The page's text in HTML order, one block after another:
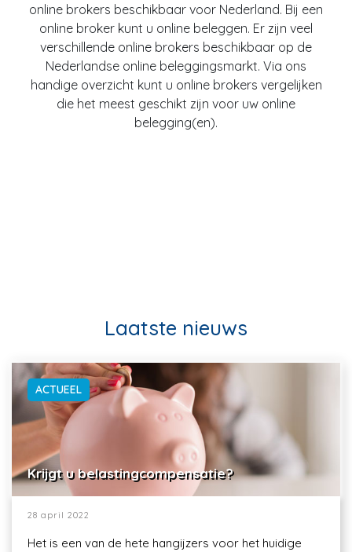
online brokers beschikbaar voor Nederland. Bij een
online broker kunt u online beleggen. Er zijn veel
verschillende online brokers beschikbaar op de
Nederlandse online beleggingsmarkt. Via ons
handige overzicht kunt u online brokers vergelijken
die het meest geschikt zijn voor uw online
belegging(en).
Laatste nieuws
ACTUEEL
Krijgt u belastingcompensatie?
28 april 2022
Het is een van de hete hangijzers voor het huidige